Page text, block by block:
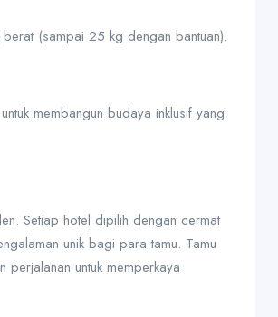
(sampai 25 kg dengan bantuan).
membangun budaya inklusif yang
Setiap hotel dipilih dengan cermat
unik bagi para tamu. Tamu
untuk memperkaya